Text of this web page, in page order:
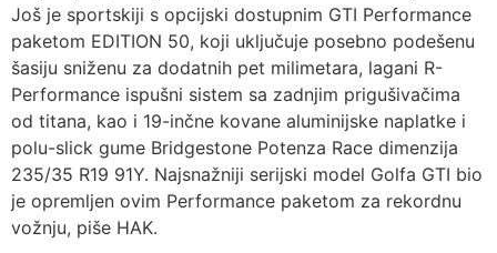
Još je sportskiji s opcijski dostupnim GTI Performance
paketom EDITION 50, koji uključuje posebno podešenu
šasiju sniženu za dodatnih pet milimetara, lagani R-
Performance ispušni sistem sa zadnjim prigušivačima
od titana, kao i 19-inčne kovane aluminijske naplatke i
polu-slick gume Bridgestone Potenza Race dimenzija
235/35 R19 91Y. Najsnažniji serijski model Golfa GTI bio
je opremljen ovim Performance paketom za rekordnu
vožnju, piše HAK.